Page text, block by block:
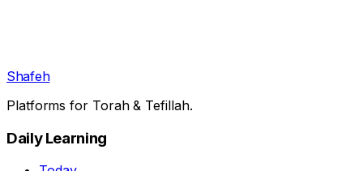
Shafeh
Platforms for Torah & Tefillah.
Daily Learning